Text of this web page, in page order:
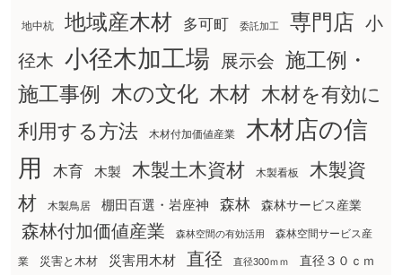
地中杭 地域産木材 多可町 委託加工 専門店 小
径木 小径木加工場 展示会 施工例・
施工事例
木の文化 木材 木材を有効に
利用する方法
木材付加価値産業
木材店の信
用
木育 木製 木製土木資材 木製看板
木製資
材
木製鳥居 棚田百選・岩座神 森林 森林サービス産業
森林付加価値産業 森林空間の有効活用 森林空間サービス産
業 災害と木材 災害用木材 直径 直径300ｍｍ 直径３０ｃｍ